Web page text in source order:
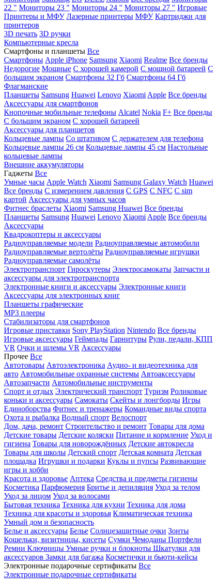
22 " Мониторы 23 " Мониторы 24 " Мониторы 27 " Игровые
Принтеры и МФУ Лазерные принтеры МФУ Картриджи для
принтеров
3D печать 3D ручки
Компьютерные кресла
Смартфоны и планшеты Все
Смартфоны Apple iPhone Samsung Xiaomi Realme Все бренды
Недорогие Мощные С хорошей камерой С мощной батареей С
большим экраном Смартфоны 32 Гб Смартфоны 64 Гб
Флагманские
Планшеты Samsung Huawei Lenovo Xiaomi Apple Все бренды
Аксессуары для смартфонов
Кнопочные мобильные телефоны Alcatel Nokia F+ Все бренды
С большим экраном С хорошей батареей
Аксессуары для планшетов
Кольцевые лампы Со штативом C держателем для телефона
Кольцевые лампы 26 см Кольцевые лампы 45 см Настольные
кольцевые лампы
Внешние аккумуляторы
Гаджеты Все
Умные часы Apple Watch Xiaomi Samsung Galaxy Watch Huawei
Все бренды C измерением давления C GPS C NFC C sim
картой Аксессуары для умных часов
Фитнес браслеты Xiaomi Samsung Huawei Все бренды
Планшеты Samsung Huawei Lenovo Xiaomi Apple Все бренды
Аксессуары
Квадрокоптеры и аксессуары
Радиоуправляемые модели Радиоуправляемые автомобили
Радиоуправляемые вертолёты Радиоуправляемые игрушки
Радиоуправляемые самолёты
Электротранспорт Гироскутеры Электросамокаты Запчасти и
аксессуары для электротранспорта
Электронные книги и аксессуары Электронные книги
Аксессуары для электронных книг
Планшеты графические
MP3 плееры
Стабилизаторы для смартфонов
Игровые приставки Sony PlayStation Nintendo Все бренды
Игровые аксессуары Геймпады Гарнитуры Рули, педали, КПП
VR Очки и шлемы VR Аксессуары
Прочее Все
Автотовары Автоэлектроника Аудио- и видеотехника для
авто Автомобильные охранные системы Автоаксессуары
Автозапчасти Автомобильные инструменты
Спорт и отдых Электрический транспорт Туризм Роликовые
коньки и аксессуары Самокаты Скейты и лонгборды Игры
Единоборства Фитнес и тренажеры Командные виды спорта
Охота и рыбалка Водный спорт Велоспорт
Дом, дача, ремонт Строительство и ремонт Товары для дома
Детские товары Детские коляски Питание и кормление Уход и
гигиена Товары для новорождённых Детские автокресла
Товары для школы Детский спорт Детская комната Детская
площадка Игрушки и подарки Куклы и пупсы Развивающие
игры и хобби
Красота и здоровье Аптека Средства и предметы гигиены
Косметика Парфюмерия Бритье и депиляция Уход за телом
Уход за лицом Уход за волосами
Бытовая техника Техника для кухни Техника для дома
Техника для красоты и здоровья Климатическая техника
Умный дом и безопасность
Белье и аксессуары Белье Солнцезащитные очки Зонты
Кошельки, визитницы, кисеты Сумки Чемоданы Портфели
Ремни Ключницы Умные ручки и блокноты Шкатулки для
аксессуаров Замки для багажа Косметички и бьюти-кейсы
Электронные подарочные сертификаты Все
Электронные подарочные сертификаты